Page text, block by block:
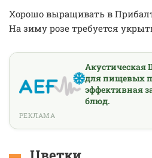
Хорошо выращивать в
На зиму розе требуется
Акустическая
для пищевых
эффективная
блюд.
РЕКЛАМА